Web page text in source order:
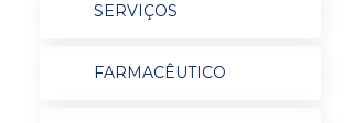
SERVIÇOS
FARMACÊUTICO